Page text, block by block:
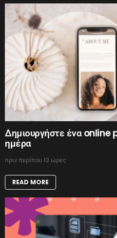
Δημιουργήστε ένα online
ημέρα
πριν περίπου 13 ώρες
READ MORE